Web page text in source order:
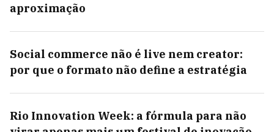
aproximação
Social commerce não é live nem creator:
por que o formato não define a estratégia
Rio Innovation Week: a fórmula para não